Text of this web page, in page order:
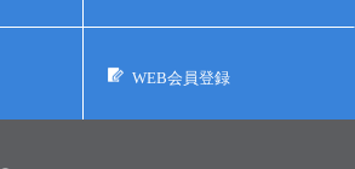
WEB会員登録